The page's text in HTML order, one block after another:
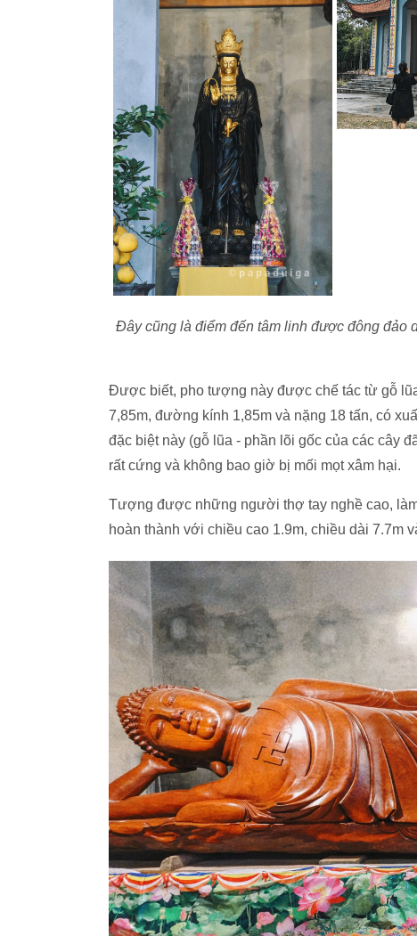
Đây cũng là điểm đến tâm linh được đông đảo
Được biết, pho tượng này được chế tác từ gỗ
7,85m, đường kính 1,85m và nặng 18 tấn, có
đặc biệt này (gỗ lũa - phần lõi gốc của các cây
rất cứng và không bao giờ bị mối mọt xâm hại.
Tượng được những người thợ tay nghề cao,
hoàn thành với chiều cao 1.9m, chiều dài 7.7m